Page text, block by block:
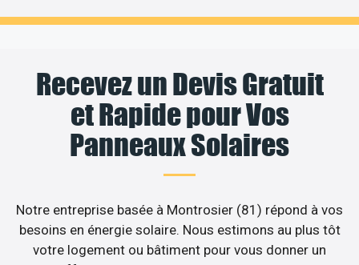
Recevez un Devis Gratuit
et Rapide pour Vos
Panneaux Solaires
Notre entreprise basée à Montrosier (81) répond à vos
besoins en énergie solaire. Nous estimons au plus tôt
votre logement ou bâtiment pour vous donner un